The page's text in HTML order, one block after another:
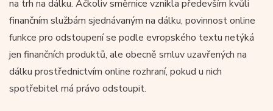
na trh na dálku. Ačkoliv směrnice vznikla především kvůli
finančním službám sjednávaným na dálku, povinnost online
funkce pro odstoupení se podle evropského textu netýká
jen finančních produktů, ale obecně smluv uzavřených na
dálku prostřednictvím online rozhraní, pokud u nich
spotřebitel má právo odstoupit.